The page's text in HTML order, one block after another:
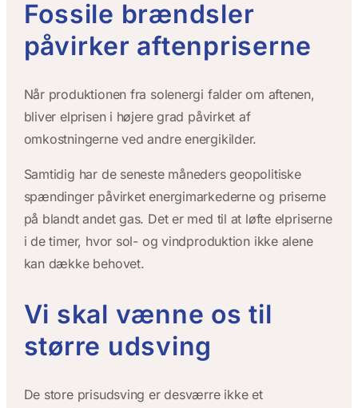
Fossile brændsler
påvirker aftenpriserne
Når produktionen fra solenergi falder om aftenen,
bliver elprisen i højere grad påvirket af
omkostningerne ved andre energikilder.
Samtidig har de seneste måneders geopolitiske
spændinger påvirket energimarkederne og priserne
på blandt andet gas. Det er med til at løfte elpriserne
i de timer, hvor sol- og vindproduktion ikke alene
kan dække behovet.
Vi skal vænne os til
større udsving
De store prisudsving er desværre ikke et